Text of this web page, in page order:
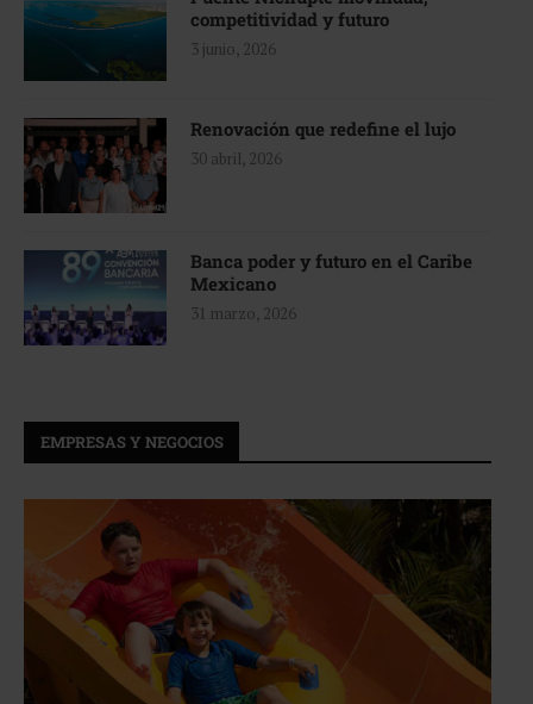
competitividad y futuro
3 junio, 2026
Renovación que redefine el lujo
30 abril, 2026
Banca poder y futuro en el Caribe
Mexicano
31 marzo, 2026
EMPRESAS Y NEGOCIOS